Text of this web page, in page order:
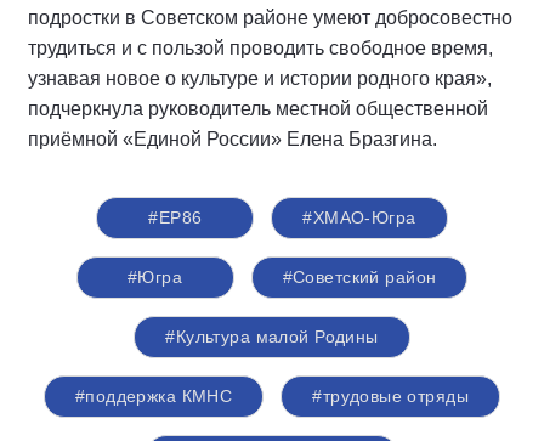
подростки в Советском районе умеют добросовестно
трудиться и с пользой проводить свободное время,
узнавая новое о культуре и истории родного края»,
подчеркнула руководитель местной общественной
приёмной «Единой России» Елена Бразгина.
#ЕР86 #ХМАО-Югра
#Югра #Советский район
#Культура малой Родины
#поддержка КМНС #трудовые отряды